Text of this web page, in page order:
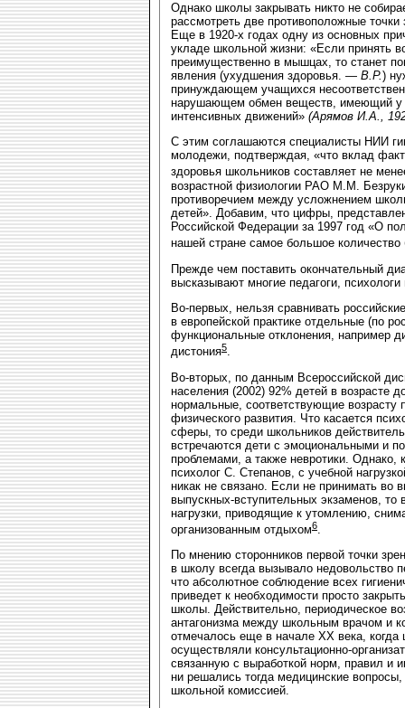
Однако школы закрывать никто не
рассмотреть две противоположные
Еще в 1920-х годах одну из основных
укладе школьной жизни: «Если принять
преимущественно в мышцах, то станет
явления (ухудшения здоровья. — В.Р.)
принуждающем учащихся
нарушающем обмен веществ, имеющий у
интенсивных движений» (Арямов И.А.,
С этим соглашаются специалисты НИИ
молодежи, подтверждая, «что вклад
здоровья школьников составляет не
возрастной физиологии РАО М.М.
противоречием между усложнением
детей». Добавим, что цифры,
Российской Федерации за 1997 год «О
нашей стране самое большое
Прежде чем поставить окончательный
высказывают многие педагоги,
Во-первых, нельзя сравнивать
в европейской практике отдельные (по
функциональные отклонения, например
дистония5.
Во-вторых, по данным Всероссийской
населения (2002) 92% детей в возрасте
нормальные, соответствующие возрасту
физического развития. Что касается
сферы, то среди школьников
встречаются дети с эмоциональными и
проблемами, а также невротики. Однако,
психолог С. Степанов, с учебной
никак не связано. Если не принимать во
выпускных-вступительных экзаменов, то
нагрузки, приводящие к утомлению,
организованным отдыхом6.
По мнению сторонников первой точки
в школу всегда вызывало недовольство
что абсолютное соблюдение всех
приведет к необходимости просто
школы. Действительно, периодическое
антагонизма между школьным врачом и
отмечалось еще в начале ХХ века, когда
осуществляли консультационно-
связанную с выработкой норм, правил и
ни решались тогда медицинские
школьной комиссией.